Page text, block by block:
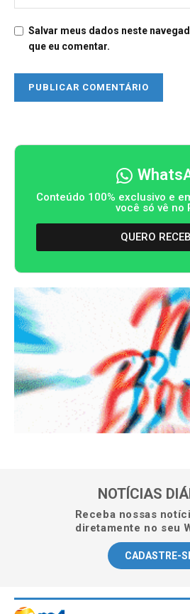
Salvar meus dados neste
que eu comentar.
Conteúdo 100% exclusivo e
você só vê no
QUERO
NOTÍCIAS
Receba nossas
diretamente no seu
CADASTRE-